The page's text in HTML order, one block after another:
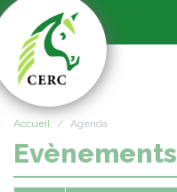
Accueil Agenda
Panneau de gestion des